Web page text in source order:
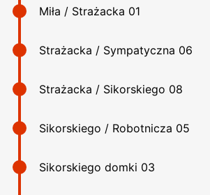
Miła / Strażacka 01
Strażacka / Sympatyczna 06
Strażacka / Sikorskiego 08
Sikorskiego / Robotnicza 05
Sikorskiego domki 03